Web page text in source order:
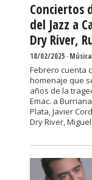
Conciertos
del Jazz a
Dry River,
18/02/2025-Música
Febrero cuenta
homenaje que
años de la
Emac. a
Plata, Javier
Dry River,